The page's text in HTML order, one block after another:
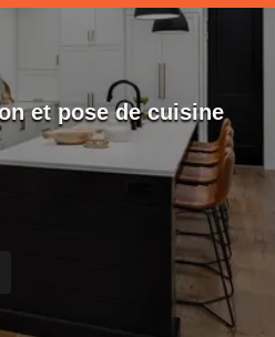
et pose de cuisine